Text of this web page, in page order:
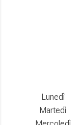
Lunedì
Martedì